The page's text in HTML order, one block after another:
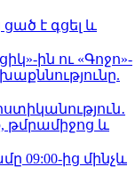
ցած է գցել և
ին ու «Գոջո»-
թմրամիջոց և
09:00-ից մինչև